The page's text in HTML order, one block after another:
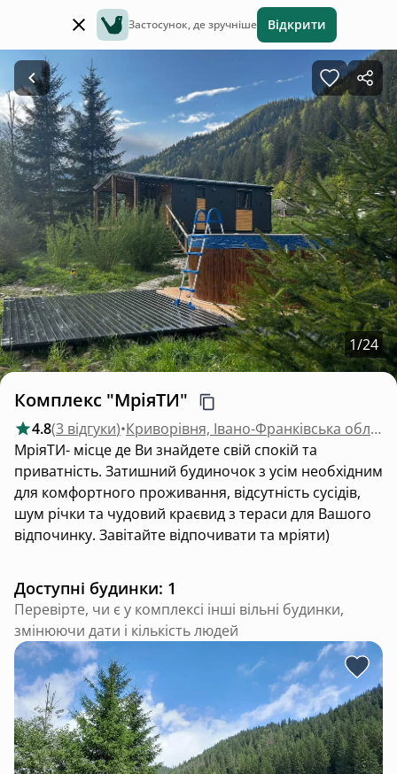
Застосунок, де зручніше Відкрити
1/24
Комплекс "МріяТИ"
4.8(3 відгуки)•
Криворівня, Івано-Франківська область
МріяТИ- місце де Ви знайдете свій спокій та
приватність. Затишний будиночок з усім необхідним
для комфортного проживання, відсутність сусідів,
шум річки та чудовий краєвид з тераси для Вашого
відпочинку. Завітайте відпочивати та мріяти)
Доступні будинки: 1
Перевірте, чи є у комплексі інші вільні будинки,
змінюючи дати і кількість людей